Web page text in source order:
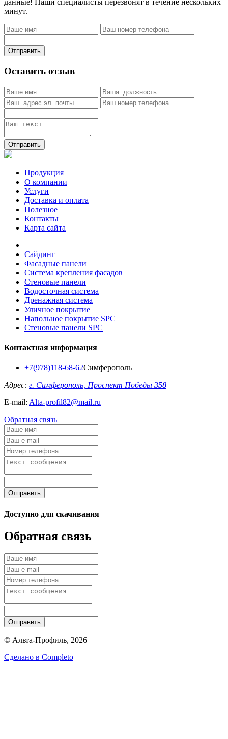
данные! Наши специалисты перезвонят в течение нескольких
минут.
Отправить
Оставить отзыв
Отправить
Продукция
О компании
Услуги
Доставка и оплата
Полезное
Контакты
Карта сайта
Сайдинг
Фасадные панели
Система крепления фасадов
Стеновые панели
Водосточная система
Дренажная система
Уличное покрытие
Напольное покрытие SPC
Стеновые панели SPC
Контактная информация
+7(978)118-68-62Симферополь
Адрес: г. Симферополь, Проспект Победы 358
E-mail: Alta-profil82@mail.ru
Обратная связь
Отправить
Доступно для скачивания
Обратная связь
Отправить
© Альта-Профиль, 2026
Сделано в Completo